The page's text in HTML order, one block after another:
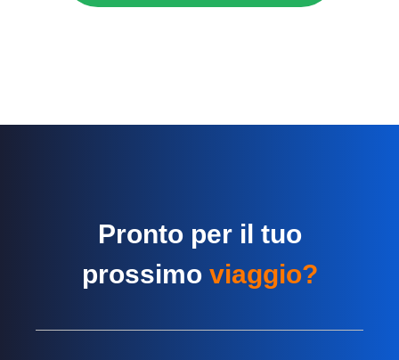
Pronto per il tuo
prossimo viaggio?